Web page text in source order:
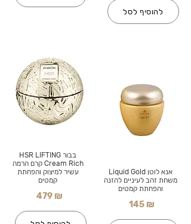
בבור HSR LIFTING
Cream Rich קרם הרמה
עשיר למיצוק והפחתת
קמטים
479 ₪
להוסיף לסל
אנא לוטן Liquid Gold
משחת זהב לעיניים להזנה
והפחתת קמטים
145 ₪